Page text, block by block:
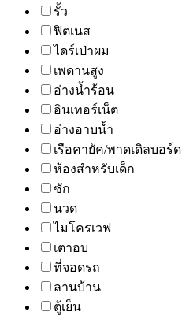
รั้ว
ฟิตเนส
ไดร์เป่าผม
เพดานสูง
อ่างน้ำร้อน
อินเทอร์เน็ต
อ่างอาบน้ำ
เรือคายัค/พาดเดิลบอร์ด
ห้องสำหรับเด็ก
ซัก
นวด
ไมโครเวฟ
เตาอบ
ที่จอดรถ
ลานบ้าน
ตู้เย็น